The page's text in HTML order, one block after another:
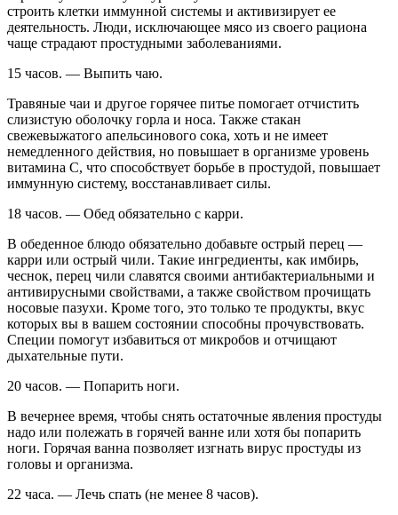
строить клетки иммунной системы и активизирует ее
деятельность. Люди, исключающее мясо из своего рациона
чаще страдают простудными заболеваниями.
15 часов. — Выпить чаю.
Травяные чаи и другое горячее питье помогает отчистить
слизистую оболочку горла и носа. Также стакан
свежевыжатого апельсинового сока, хоть и не имеет
немедленного действия, но повышает в организме уровень
витамина С, что способствует борьбе в простудой, повышает
иммунную систему, восстанавливает силы.
18 часов. — Обед обязательно с карри.
В обеденное блюдо обязательно добавьте острый перец —
карри или острый чили. Такие ингредиенты, как имбирь,
чеснок, перец чили славятся своими антибактериальными и
антивирусными свойствами, а также свойством прочищать
носовые пазухи. Кроме того, это только те продукты, вкус
которых вы в вашем состоянии способны прочувствовать.
Специи помогут избавиться от микробов и отчищают
дыхательные пути.
20 часов. — Попарить ноги.
В вечернее время, чтобы снять остаточные явления простуды
надо или полежать в горячей ванне или хотя бы попарить
ноги. Горячая ванна позволяет изгнать вирус простуды из
головы и организма.
22 часа. — Лечь спать (не менее 8 часов).